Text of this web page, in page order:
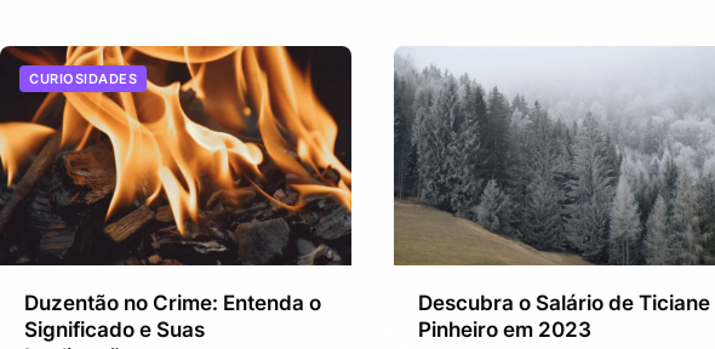
situações de alta
complexidade por todo o
Brasil. Seu papel é…
CURIOSIDADES
Duzentão no Crime: Entenda o
Significado e Suas
Descubra o Salário de Ticiane
Pinheiro em 2023